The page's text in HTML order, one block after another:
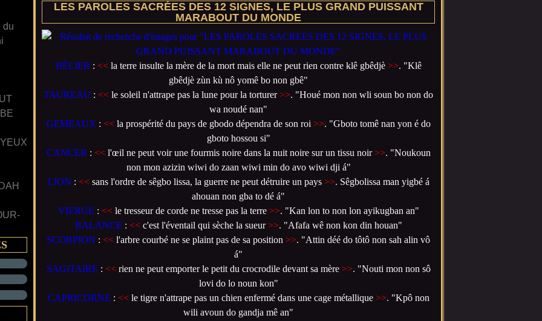
du
LES PAROLES SACRÉES DES 12 SIGNES, LE PLUS GRAND PUISSANT
MARABOUT DU MONDE
BÉLIER : <<la terre insulte la mère de la mort mais elle ne peut rien contre klê gbêdjè >>. "Klê
gbêdjè zùn kù nô yomê bo non gbê"
TAUREAU : << le soleil n'attrape pas la lune pour la torturer>>. "Houé mon non wli soun bo non do
wa noudé nan"
GEMEAUX : <<la prospérité du pays de gbodo dépendra de son roi >>. "Gboto tomê nan yon é do
gboto hossou si"
CANCER : <<l'œil ne peut voir une fourmis noire dans la nuit noire sur un tissu noir>>. "Noukoun
non mon azizin wiwi do zaan wiwi min do avo wiwi dji á"
LION : <<sans l'ordre de sêgbo lissa, la guerre ne peut détruire un pays >>. Sêgbolissa man yigbé á
ahouan non gba to dé á"
VIERGE : <<le tresseur de corde ne tresse pas la terre >>. "Kan lon to non lon ayikugban an"
BALANCE : <<c'est l'éventail qui sèche la sueur>>. "Afafa wê non kon din houan"
SCORPION : << l'arbre courbé ne se plaint pas de sa position >>. "Attin déé do tôtô non sah alin vô
á"
SAGITAIRE : <<rien ne peut emporter le petit du crocrodile devant sa mère >>. "Nouti mon non sô
lovi do lo noun kon"
CAPRICORNE : <<le tigre n'attrape pas un chien enfermé dans une cage métallique >>. "Kpô non
wili avoun do gandja mê an"